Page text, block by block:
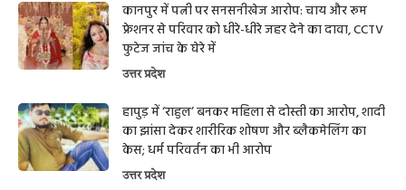
कानपुर में पत्नी पर सनसनीखेज आरोप: चाय और रूम
फ्रेशनर से परिवार को धीरे-धीरे जहर देने का दावा, CCTV
फुटेज जांच के घेरे में
उत्तर प्रदेश
हापुड़ में ‘राहुल’ बनकर महिला से दोस्ती का आरोप, शादी
का झांसा देकर शारीरिक शोषण और ब्लैकमेलिंग का
केस; धर्म परिवर्तन का भी आरोप
उत्तर प्रदेश